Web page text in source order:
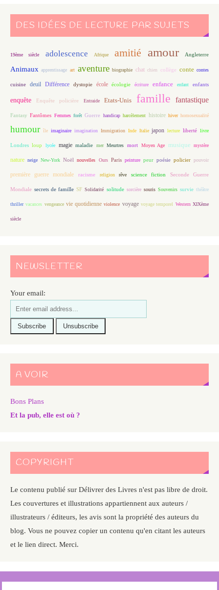
DES IDÉES DE LECTURE PAR SUJETS
19ème siècle adolescence Afrique amitié amour Angleterre
Animaux apprentissage art aventure biographie chat chien collège conte contes
cuisine deuil Différence dystopie école écologie écriture enfance enfant enfants
enquête Enquête policière Entraide Etats-Unis famille fantastique
Fantasy Fantômes Femmes forêt Guerre handicap harcèlement histoire hiver homosexualité
humour île imaginaire imagination Immigration Inde Italie japon lecture liberté livre
Londres loup lycée magie maladie mer Meurtres mort Moyen Age musique mystère
nature neige New-York Noël nouvelles Ours Paris peinture peur poésie policier pouvoir
première guerre mondiale racisme religion rêve science fiction Seconde Guerre
Mondiale secrets de famille SF Solidarité solitude sorcière souris Souvenirs survie théâtre
thriller vacances vengeance vie quotidienne violence voyage voyage temporel Western XIXème
siècle
NEWSLETTER
Your email:
A VOIR
Bons Plans
Et la pub, elle est où ?
COPYRIGHT
Le contenu publié sur Délivrer des Livres n'est pas libre de droit.
Les couvertures et illustrations appartiennent aux auteurs /
illustrateurs / éditeurs, les avis sont la propriété des auteurs du
blog. Vous ne pouvez copier un contenu qu'en citant les auteurs
et le lien direct. Merci.